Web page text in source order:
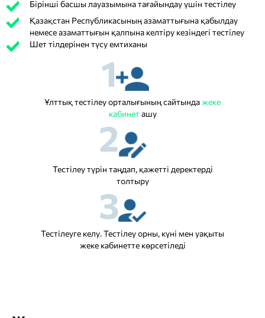
Бірінші басшы лауазымына тағайындау үшін тестілеу
Қазақстан Республикасының азаматтығына қабылдау
немесе азаматтығын қалпына келтіру кезіндегі тестілеу
Шет тілдерінен түсу емтиханы
1
Ұлттық тестілеу орталығының сайтындажеке
кабинеташу
2
Тестілеу түрін таңдап, қажетті деректерді
толтыру
3
Тестілеуге келу. Тестілеу орны, күні мен уақыты
жеке кабинетте көрсетіледі